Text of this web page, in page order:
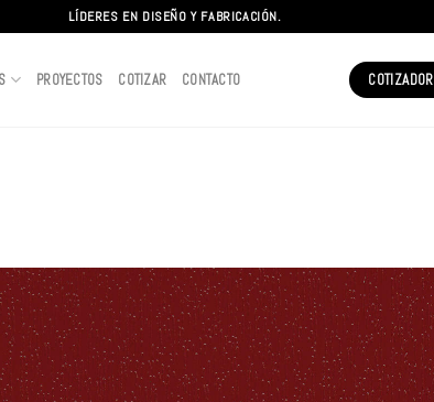
LÍDERES EN DISEÑO Y FABRICACIÓN.
PROYECTOS COTIZAR CONTACTO COTIZADOR